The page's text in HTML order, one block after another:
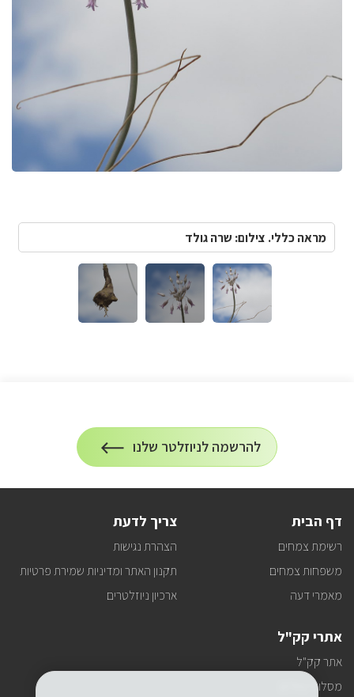
מראה כללי. צילום: שרה גולד
הרשמה
להרשמה לניוזלטר שלנו
על
הרשמה
דף הבית
רשימת צמחים
משפחות צמחים
מאמרי דעה
צריך לדעת
הצהרת נגישות
תקנון האתר ומדיניות שמירת פרטיות
ארכיון ניוזלטרים
אתרי קק"ל
אתר קק"ל
מסלולי טיולים